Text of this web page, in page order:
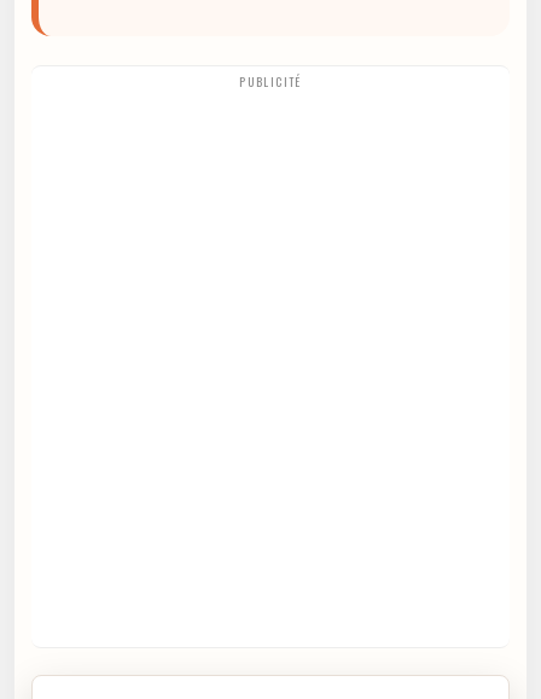
PUBLICITÉ